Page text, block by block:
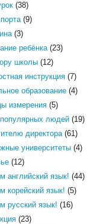
(38)
(9)
(3)
ребёнка(23)
школы(12)
инструкция(7)
образование(4)
измерения(5)
людей(19)
директора(61)
университеты(4)
(12)
английский язык! (44)
корейский язык! (5)
русский язык! (16)
(23)